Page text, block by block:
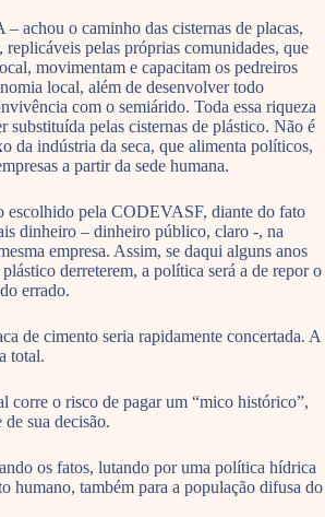
achou o caminho das cisternas de placas,
replicáveis pelas próprias comunidades, que
movimentam e capacitam os pedreiros
local, além de desenvolver todo
com o semiárido. Toda essa riqueza
substituída pelas cisternas de plástico. Não é
da indústria da seca, que alimenta políticos,
a partir da sede humana.
escolhido pela CODEVASF, diante do fato
dinheiro – dinheiro público, claro -, na
empresa. Assim, se daqui alguns anos
derreterem, a política será a de repor o
errado.
de cimento seria rapidamente concertada. A
total.
corre o risco de pagar um “mico histórico”,
sua decisão.
os fatos, lutando por uma política hídrica
humano, também para a população difusa do